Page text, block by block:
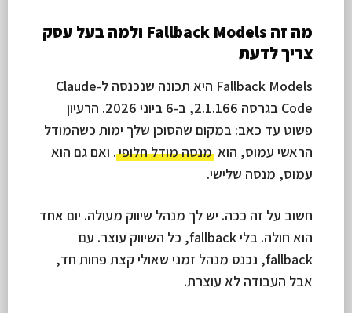
מה זה Fallback Models ולמה בעל עסק
צריך לדעת
Fallback Models היא תכונה שנכנסה ל-Claude
Code בגרסה 2.1.166, ב-6 ביוני 2026. הרעיון
פשוט עד כאב: במקום שהסוכן שלך ימות כשהמודל
הראשי עמוס, הוא מנסה מודל חלופי. ואם גם הוא
עמוס, מנסה שלישי.
חשוב על זה ככה. יש לך מנהל שיווק מעולה. יום אחד
הוא חולה. בלי fallback, כל השיווק עוצר. עם
fallback, נכנס מנהל זמני שאולי קצת פחות חד,
אבל העבודה לא עוצרת.